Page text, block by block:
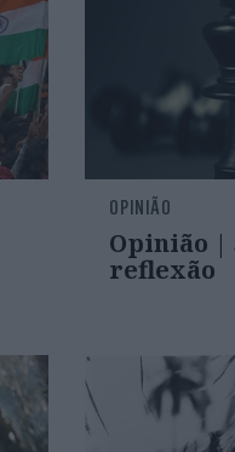
OPINIÃO
Opinião |
reflexão